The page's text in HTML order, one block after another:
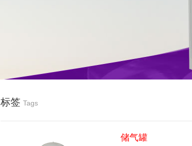
标签 Tags
储气罐